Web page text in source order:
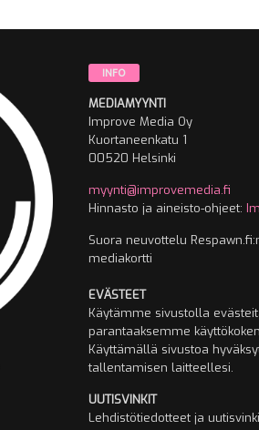
INFO
MEDIAMYYNTI
Improve Media Oy
Kuortaneenkatu 1
00520 Helsinki
myynti@improvemedia.fi
Hinnasto ja aineisto-ohjeet:
Suora neuvottelu
mediakortti
EVÄSTEET
Käytämme sivustolla
parantaaksemme
Käyttämällä sivustoa
tallentamisen laitteellesi.
UUTISVINKIT
Lehdistötiedotteet ja